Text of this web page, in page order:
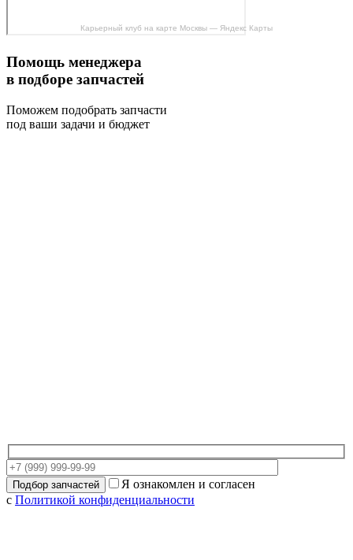
Карьерный клуб на карте Москвы — Яндекс Карты
Помощь менеджера
в подборе запчастей
Поможем подобрать запчасти
под ваши задачи и бюджет
Я ознакомлен и согласен
с Политикой конфиденциальности